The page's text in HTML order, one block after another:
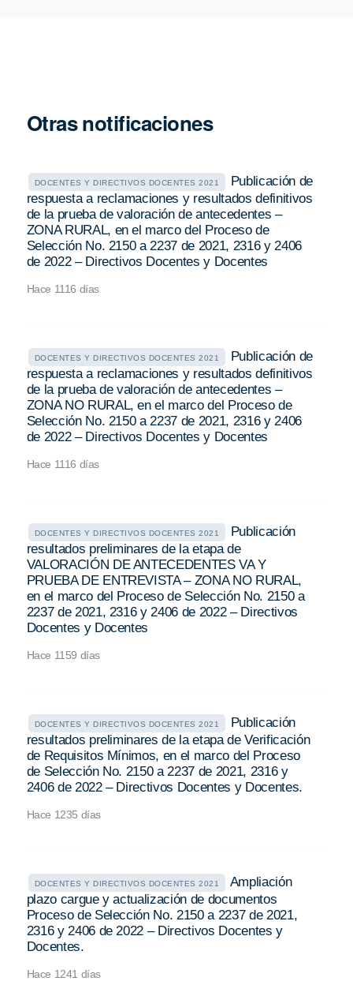
Otras notificaciones
DOCENTES Y DIRECTIVOS DOCENTES 2021
Publicación de
respuesta a reclamaciones y resultados definitivos
de la prueba de valoración de antecedentes –
ZONA RURAL, en el marco del Proceso de
Selección No. 2150 a 2237 de 2021, 2316 y 2406
de 2022 – Directivos Docentes y Docentes
Hace 1116 días
DOCENTES Y DIRECTIVOS DOCENTES 2021
Publicación de
respuesta a reclamaciones y resultados definitivos
de la prueba de valoración de antecedentes –
ZONA NO RURAL, en el marco del Proceso de
Selección No. 2150 a 2237 de 2021, 2316 y 2406
de 2022 – Directivos Docentes y Docentes
Hace 1116 días
DOCENTES Y DIRECTIVOS DOCENTES 2021
Publicación
resultados preliminares de la etapa de
VALORACIÓN DE ANTECEDENTES VA Y
PRUEBA DE ENTREVISTA – ZONA NO RURAL,
en el marco del Proceso de Selección No. 2150 a
2237 de 2021, 2316 y 2406 de 2022 – Directivos
Docentes y Docentes
Hace 1159 días
DOCENTES Y DIRECTIVOS DOCENTES 2021
Publicación
resultados preliminares de la etapa de Verificación
de Requisitos Mínimos, en el marco del Proceso
de Selección No. 2150 a 2237 de 2021, 2316 y
2406 de 2022 – Directivos Docentes y Docentes.
Hace 1235 días
DOCENTES Y DIRECTIVOS DOCENTES 2021
Ampliación
plazo cargue y actualización de documentos
Proceso de Selección No. 2150 a 2237 de 2021,
2316 y 2406 de 2022 – Directivos Docentes y
Docentes.
Hace 1241 días